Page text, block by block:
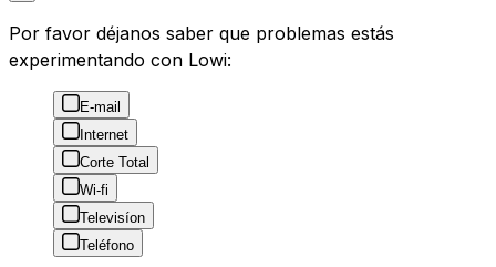
Por favor déjanos saber que problemas estás
experimentando con Lowi:
E-mail
Internet
Corte Total
Wi-fi
Televisíon
Teléfono